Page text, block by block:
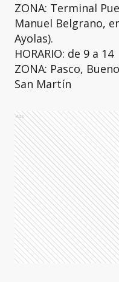
ZONA: Terminal
Manuel Belgrano,
Ayolas).
HORARIO: de 9 a 14
ZONA: Pasco,
San Martín
Ads